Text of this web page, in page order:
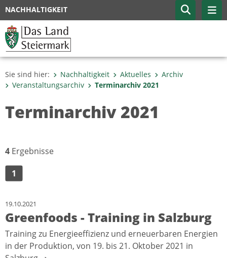
NACHHALTIGKEIT
Sie sind hier: Nachhaltigkeit Aktuelles
Archiv
Veranstaltungsarchiv
Terminarchiv 2021
Terminarchiv 2021
4 Ergebnisse
1
19.10.2021
Greenfoods - Training in Salzburg
Training zu Energieeffizienz und erneuerbaren Energien
in der Produktion, von 19. bis 21. Oktober 2021 in